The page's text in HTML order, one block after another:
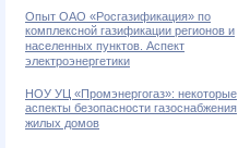
Опыт ОАО «Росгазификация» по
комплексной газификации регионов и
населенных пунктов. Аспект
электроэнергетики
НОУ УЦ «Промэнергогаз»: некоторые
аспекты безопасности газоснабжения
жилых домов